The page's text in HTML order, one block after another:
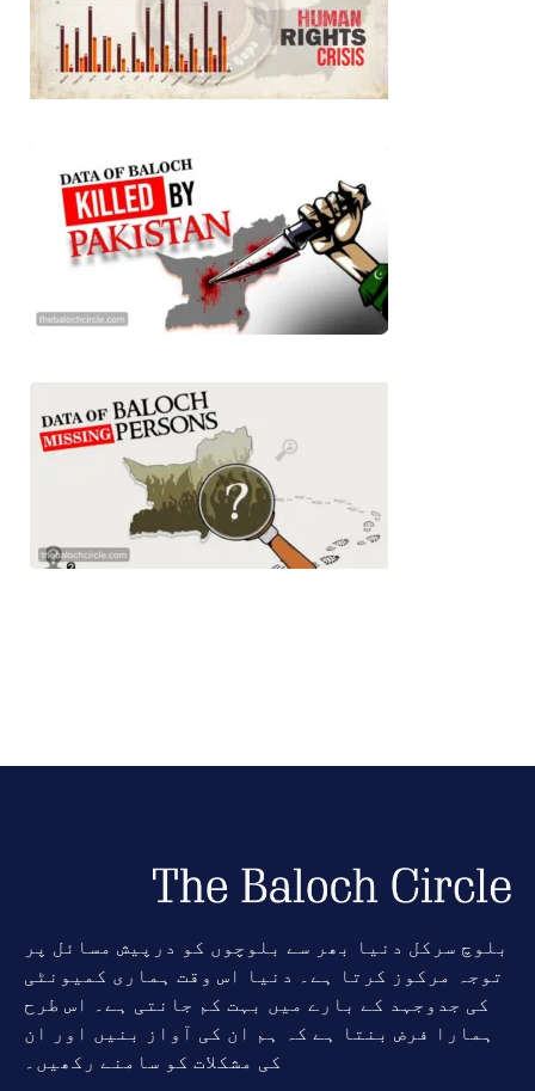
بلوچ سرکل دنیا بھر سے بلوچوں کو درپیش مسائل پر
توجہ مرکوز کرتا ہے۔ دنیا اس وقت ہماری کمیونٹی
کی جدوجہد کے بارے میں بہت کم جانتی ہے۔ اس طرح
ہمارا فرض بنتا ہے کہ ہم ان کی آواز بنیں اور ان
کی مشکلات کو سامنے رکھیں۔